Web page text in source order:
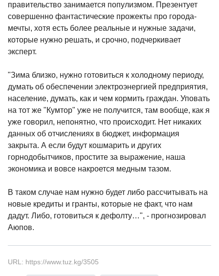
правительство занимается популизмом. Презентует
совершенно фантастические прожекты про города-
мечты, хотя есть более реальные и нужные задачи,
которые нужно решать, и срочно, подчеркивает
эксперт.
"Зима близко, нужно готовиться к холодному периоду,
думать об обеспечении электроэнергией предприятия,
население, думать, как и чем кормить граждан. Уповать
на тот же "Кумтор" уже не получится, там вообще, как я
уже говорил, непонятно, что происходит. Нет никаких
данных об отчислениях в бюджет, информация
закрыта. А если будут кошмарить и других
горнодобытчиков, простите за выражение, наша
экономика и вовсе накроется медным тазом.
В таком случае нам нужно будет либо рассчитывать на
новые кредиты и гранты, которые не факт, что нам
дадут. Либо, готовиться к дефолту…", - прогнозировал
Аюпов.
URL: https://www.tuz.kg/3505